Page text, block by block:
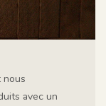
nous
avec un